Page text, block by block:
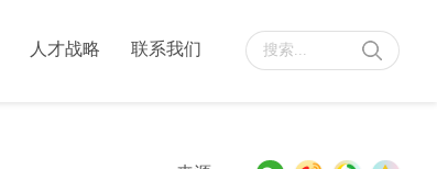
人才战略 联系我们